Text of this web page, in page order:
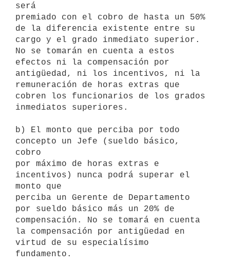
será
premiado con el cobro de hasta un 50%
de la diferencia existente entre su
cargo y el grado inmediato superior.
No se tomarán en cuenta a estos
efectos ni la compensación por
antigüedad, ni los incentivos, ni la
remuneración de horas extras que
cobren los funcionarios de los grados
inmediatos superiores.
b) El monto que perciba por todo
concepto un Jefe (sueldo básico,
cobro
por máximo de horas extras e
incentivos) nunca podrá superar el
monto que
perciba un Gerente de Departamento
por sueldo básico más un 20% de
compensación. No se tomará en cuenta
la compensación por antigüedad en
virtud de su especialísimo